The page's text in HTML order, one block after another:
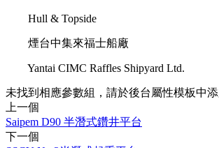
Hull & Topside
煙台中集來福士船廠
Yantai CIMC Raffles Shipyard Ltd.
未找到相應參數組，請於後台屬性模板中
上一個
Saipem D90 半潛式鑽井平台
下一個